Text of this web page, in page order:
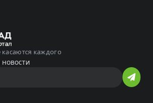
каждого